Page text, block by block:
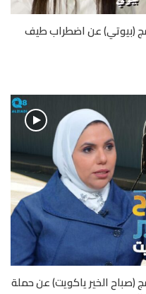
(بيوتي) عن اضطراب طيف
الخير ياكويت) عن حملة